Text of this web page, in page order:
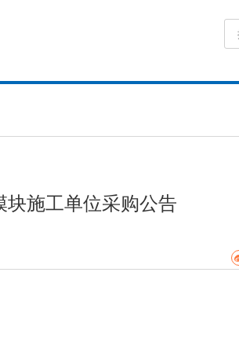
块施工单位采购公告